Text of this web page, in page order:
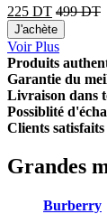
225 DT 499DT
J'achète
Voir Plus
Produits
Garantie du
Livraison dans
Possiblité
Clients satisfaits
Grandes
Burberry